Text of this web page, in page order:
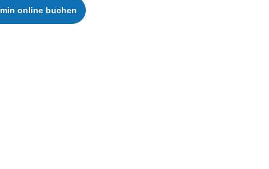
online buchen